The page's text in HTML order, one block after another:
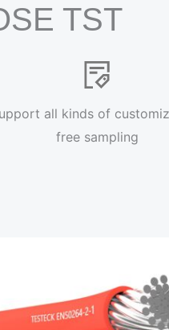
TST
all kinds of
free sampling